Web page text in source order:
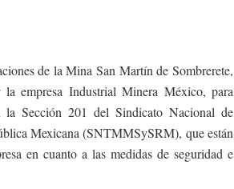
de la Mina San Martín de Sombrerete,
la empresa Industrial Minera México, para
la Sección 201 del Sindicato Nacional de
Mexicana (SNTMMSySRM), que están
en cuanto a las medidas de seguridad e